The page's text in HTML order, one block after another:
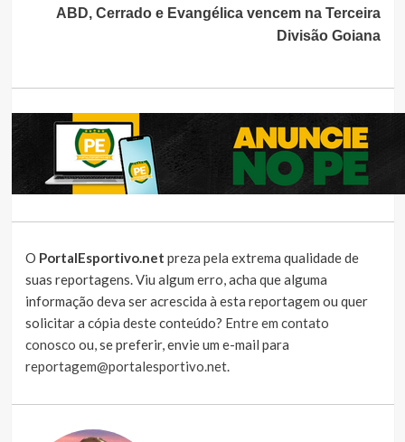
ABD, Cerrado e Evangélica vencem na Terceira
Divisão Goiana
O PortalEsportivo.net preza pela extrema qualidade de
suas reportagens. Viu algum erro, acha que alguma
informação deva ser acrescida à esta reportagem ou quer
solicitar a cópia deste conteúdo? Entre em contato
conosco ou, se preferir, envie um e-mail para
reportagem@portalesportivo.net.